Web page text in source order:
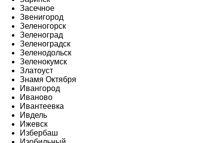
Засечное
Звенигород
Зеленогорск
Зеленоград
Зеленоградск
Зеленодольск
Зеленокумск
Златоуст
Знамя Октября
Ивангород
Иваново
Ивантеевка
Ивдель
Ижевск
Избербаш